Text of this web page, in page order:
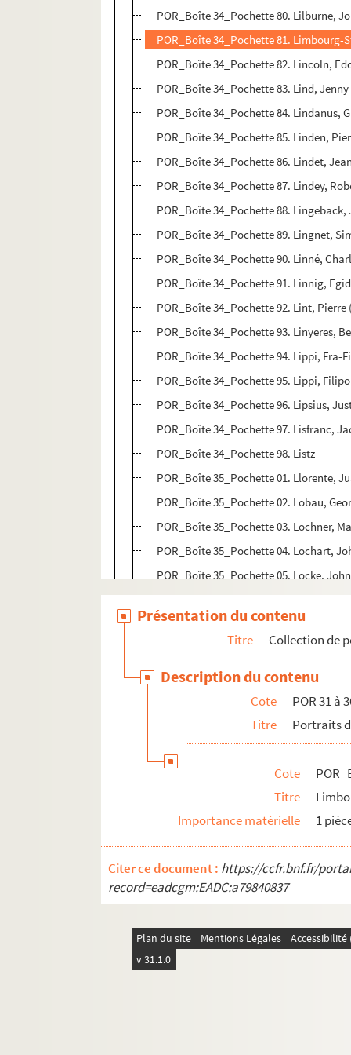
POR_Boîte 34_Pochette 80. Lilburne,
POR_Boîte 34_Pochette 81. Limbourg-
POR_Boîte 34_Pochette 82. Lincoln,
POR_Boîte 34_Pochette 83. Lind,
POR_Boîte 34_Pochette 84. Lindanus,
POR_Boîte 34_Pochette 85. Linden,
POR_Boîte 34_Pochette 86. Lindet,
POR_Boîte 34_Pochette 87. Lindey,
POR_Boîte 34_Pochette 88. Lingeback,
POR_Boîte 34_Pochette 89. Lingnet,
POR_Boîte 34_Pochette 90. Linné,
POR_Boîte 34_Pochette 91. Linnig,
POR_Boîte 34_Pochette 92. Lint, Pierre
POR_Boîte 34_Pochette 93. Linyeres,
POR_Boîte 34_Pochette 94. Lippi, Fra-
POR_Boîte 34_Pochette 95. Lippi, Filipo
POR_Boîte 34_Pochette 96. Lipsius,
POR_Boîte 34_Pochette 97. Lisfranc,
POR_Boîte 34_Pochette 98. Listz
POR_Boîte 35_Pochette 01. Llorente,
POR_Boîte 35_Pochette 02. Lobau,
POR_Boîte 35_Pochette 03. Lochner,
POR_Boîte 35_Pochette 04. Lochart,
POR_Boîte 35_Pochette 05. Locke, John
POR_Boîte 35_Pochette 06. Lohéac,
POR_Boîte 35_Pochette 07. Loiseau,
POR_Boîte 35_Pochette 08. Lombar,
POR_Boîte 35_Pochette 09. Loménie
POR_Boîte 35_Pochette 10. Longa,
POR_Boîte 35_Pochette 11. Longkius,
POR_Boîte 35_Pochette 12. Longueil,
POR_Boîte 35_Pochette 13.
POR_Boîte 35_Pochette 14.
POR_Boîte 35_Pochette 15. Lopes Da
POR_Boîte 35_Pochette 16. Lope De
POR_Boîte 35_Pochette 17. Lorges,
POR_Boîte 35_Pochette 18. Lorme,
POR_Boîte 35_Pochette 20. Lorrain,
POR_Boîte 35_Pochette 21. Lorraine,
Présentation du contenu
Titre Collection de
Description du contenu
Cote
POR 31 à
Titre
Portraits
Cote
Titre
Importance matérielle
1
Citer ce document : https://ccfr.bnf.fr/
record=eadcgm:EADC:a79840837
Plan du site Mentions Légales
v 31.1.0